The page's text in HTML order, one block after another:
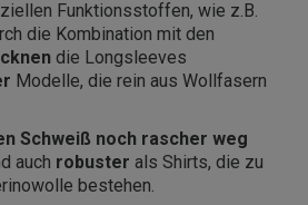
Funktionsstoffen, wie z.B.
die Kombination mit den
die Longsleeves
Modelle, die rein aus Wollfasern
Schweiß noch rascher weg
auch robuster als Shirts, die zu
bestehen.